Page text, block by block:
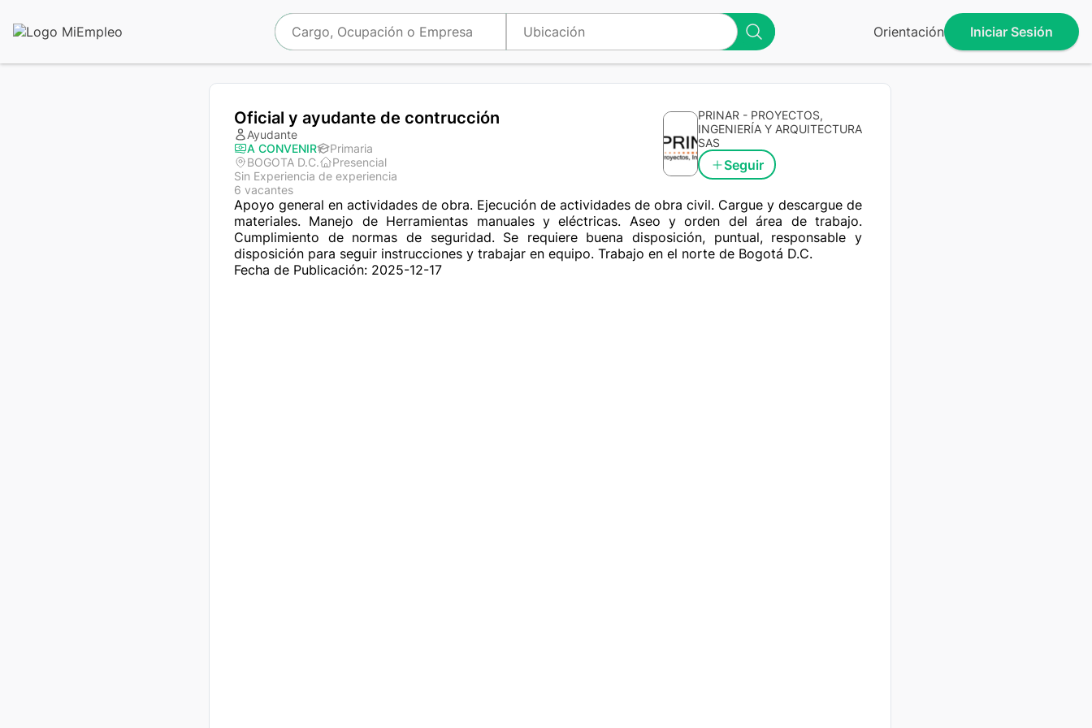
Orientación Iniciar Sesión
Oficial y ayudante de contrucción
Ayudante
A CONVENIR
Primaria
BOGOTA D.C.
Presencial
Sin Experiencia de experiencia
6 vacantes
PRINAR - PROYECTOS,
INGENIERÍA Y ARQUITECTURA
SAS
Seguir
Apoyo general en actividades de obra. Ejecución de actividades de obra civil. Cargue y descargue de
materiales. Manejo de Herramientas manuales y eléctricas. Aseo y orden del área de trabajo.
Cumplimiento de normas de seguridad. Se requiere buena disposición, puntual, responsable y
disposición para seguir instrucciones y trabajar en equipo. Trabajo en el norte de Bogotá D.C.
Fecha de Publicación: 2025-12-17